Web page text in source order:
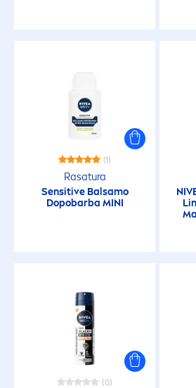
Rughe
Secchezza
Secchezza del viso
Alcool (Alcool Etilico)
Alluminio
Microplastiche
(1)
Rasatura
SensitiveBalsamo
Dopobarba MINI
(0)